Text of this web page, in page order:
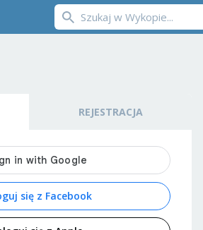
REJESTRACJA
się z Facebook